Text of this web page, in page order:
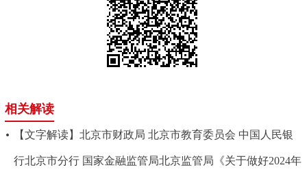
相关解读
【文字解读】北京市财政局 北京市教育委员会 中国人民银
行北京市分行 国家金融监管局北京监管局《关于做好2024年